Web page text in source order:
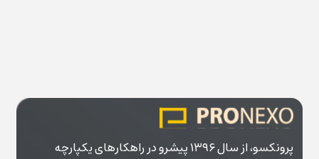
پرونکسو، از سال ۱۳۹۶ پیشرو در راهکارهای یکپارچه